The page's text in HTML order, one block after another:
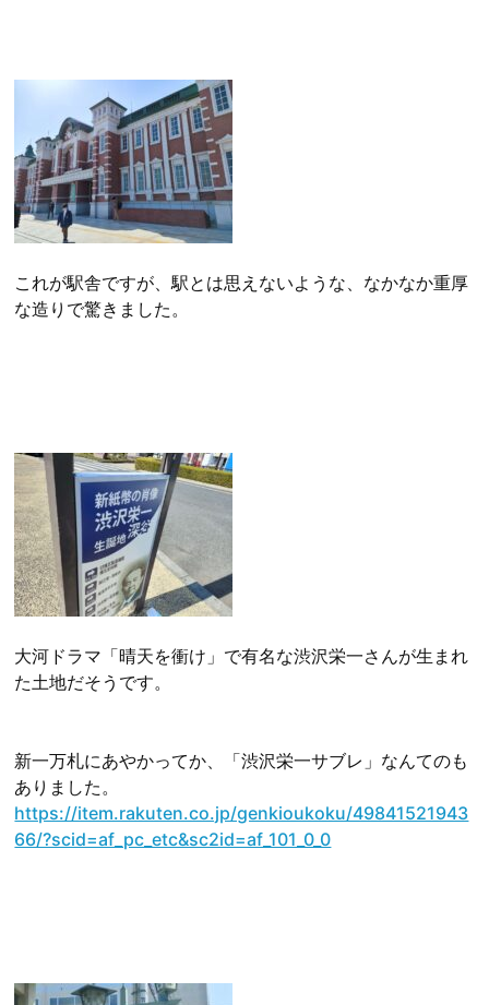
これが駅舎ですが、駅とは思えないような、なかなか重厚
な造りで驚きました。
大河ドラマ「晴天を衝け」で有名な渋沢栄一さんが生まれ
た土地だそうです。
新一万札にあやかってか、「渋沢栄一サブレ」なんてのも
ありました。
https://item.rakuten.co.jp/genkioukoku/49841521943
66/?scid=af_pc_etc&sc2id=af_101_0_0